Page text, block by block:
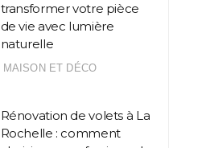
transformer votre pièce
de vie avec lumière
naturelle
MAISON ET DÉCO
Rénovation de volets à La
Rochelle : comment